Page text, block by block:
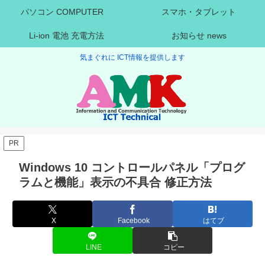
気まぐれに ICT情報を提供します
パソコン COMPUTER スマホ・タブレット
Li-ion 電池 充電方法 お知らせ news
PR
Windows 10 コントロールパネル「プログ
ラムと機能」表示の不具合 修正方法
X Facebook はてブ
LINE コピー